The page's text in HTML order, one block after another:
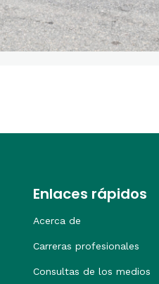
Enlaces rápidos
Acerca de
Carreras profesionales
Consultas de los medios